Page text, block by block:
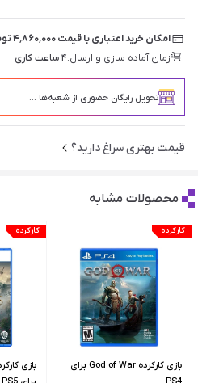
امکان خرید اعتباری با قیمت ۴٬۸۶۰٬۰۰۰ تومان
زمان آماده سازی و ارسال:۴ ساعت کاری
تحویل رایگان حضوری از شعبه‌ها ...
قیمت بهتری سراغ دارید؟
محصولات مشابه
کارکرده
بازی کارکرده God of War برای
کارکرده